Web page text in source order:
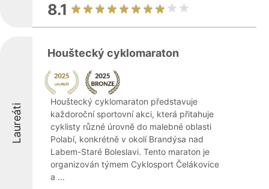
8.1
Laureáti
Houštecký cyklomaraton
Houštecký cyklomaraton představuje
každoroční sportovní akci, která přitahuje
cyklisty různé úrovně do malebné oblasti
Polabí, konkrétně v okolí Brandýsa nad
Labem-Staré Boleslavi. Tento maraton je
organizován týmem Cyklosport Čelákovice
a ...